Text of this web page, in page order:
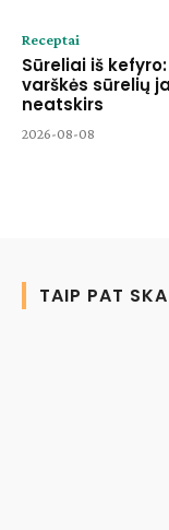
Receptai
Sūreliai iš
varškės sūrelių
neatskirs
2026-08-08
TAIP PAT